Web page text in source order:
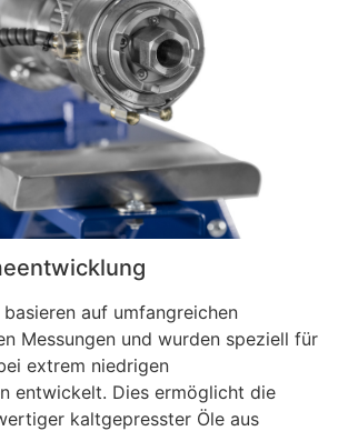
basieren auf umfangreichen
Messungen und wurden speziell für
extrem niedrigen
entwickelt. Dies ermöglicht die
kaltgepresster Öle aus